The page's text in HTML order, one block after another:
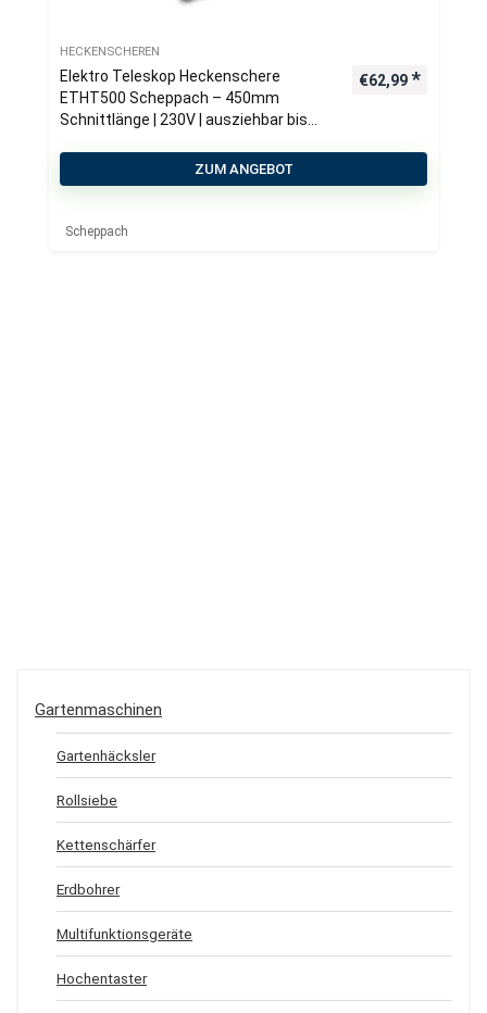
HECKENSCHEREN
Elektro Teleskop Heckenschere
ETHT500 Scheppach – 450mm
Schnittlänge | 230V | ausziehbar bis
€62,99
ZUM ANGEBOT
Scheppach
Gartenmaschinen
Gartenhäcksler
Rollsiebe
Kettenschärfer
Erdbohrer
Multifunktionsgeräte
Hochentaster